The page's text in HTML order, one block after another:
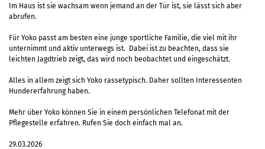
Im Haus ist sie wachsam wenn jemand an der Tür ist, sie lässt sich aber
abrufen.
Für Yoko passt am besten eine junge sportliche Familie, die viel mit ihr
unternimmt und aktiv unterwegs ist. Dabei ist zu beachten, dass sie
leichten Jagdtrieb zeigt, das wird noch beobachtet und eingeschätzt.
Alles in allem zeigt sich Yoko rassetypisch. Daher sollten Interessenten
Hundererfahrung haben.
Mehr über Yoko können Sie in einem persönlichen Telefonat mit der
Pflegestelle erfahren. Rufen Sie doch einfach mal an.
29.03.2026